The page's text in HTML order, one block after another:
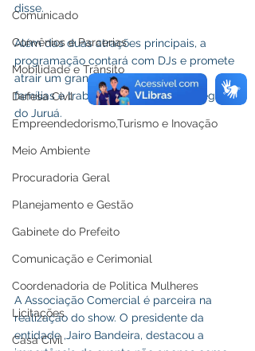
Comunicado
Convênios e Parcerias
Mobilidade e Trânsito
Defesa Civil
Empreendedorismo,Turismo e Inovação
Meio Ambiente
Procuradoria Geral
Planejamento e Gestão
Gabinete do Prefeito
Comunicação e Cerimonial
Coordenadoria de Politica Mulheres
Licitações
Casa Civil
disse.
Além das duas atrações principais, a
programação contará com DJs e promete
atrair um grande público, incluindo
famílias e trabalhadores de toda a região
do Juruá.
A Associação Comercial é parceira na
realização do show. O presidente da
entidade ,Jairo Bandeira, destacou a